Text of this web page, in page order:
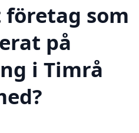
som
på
i Timrå